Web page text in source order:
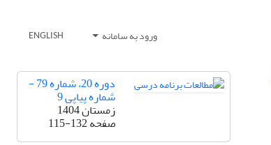
ورود به سامانه ENGLISH
دوره 20، شماره 79 -
شماره پیاپی 9
زمستان 1404
صفحه115-132